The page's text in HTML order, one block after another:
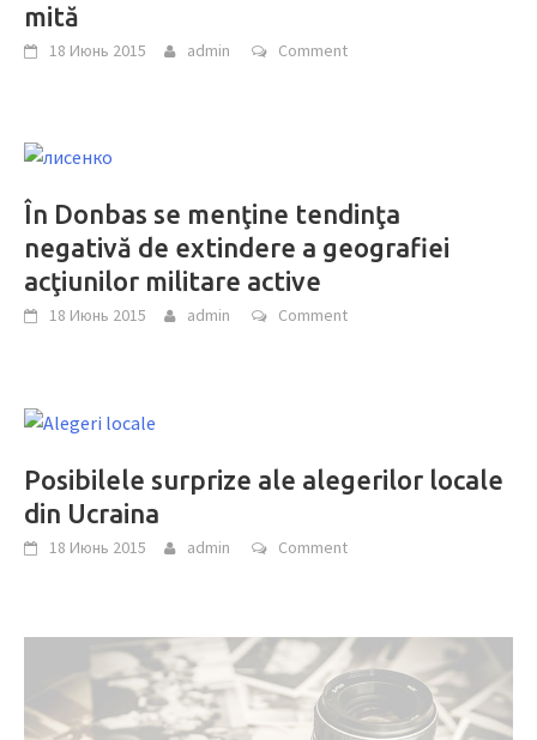
mită
18 Июнь 2015 admin Comment
În Donbas se menţine tendinţa
negativă de extindere a geografiei
acţiunilor militare active
18 Июнь 2015 admin Comment
Posibilele surprize ale alegerilor locale
din Ucraina
18 Июнь 2015 admin Comment